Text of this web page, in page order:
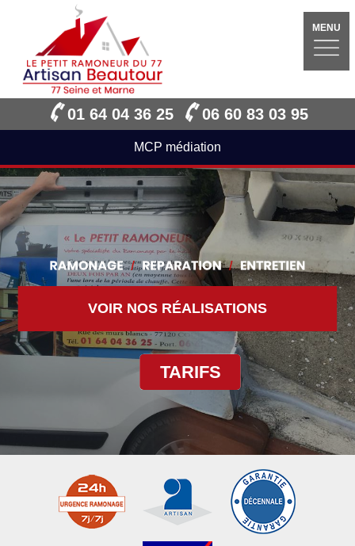
MENU
01 64 04 36 25 06 60 83 03 95
MCP médiation
VOIR NOS RÉALISATIONS
TARIFS